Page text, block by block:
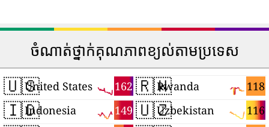
ចំណាត់ថ្នាក់គុណភាពខ្យល់តាមប្រទេស
🇺🇸 162
United States
🇮🇩 149
Indonesia
🇷🇼 118
Rwanda
🇺🇿 116
Uzbekistan